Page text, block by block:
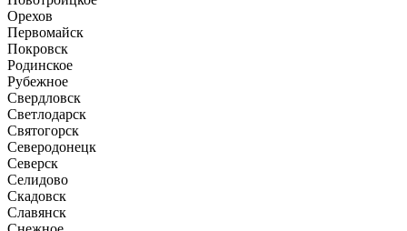
Орехов
Первомайск
Покровск
Родинское
Рубежное
Свердловск
Светлодарск
Святогорск
Северодонецк
Северск
Селидово
Скадовск
Славянск